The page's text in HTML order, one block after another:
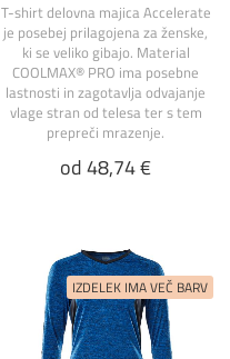
T-shirt delovna majica Accelerate
je posebej prilagojena za ženske,
ki se veliko gibajo. Material
COOLMAX® PRO ima posebne
lastnosti in zagotavlja odvajanje
vlage stran od telesa ter s tem
prepreči mrazenje.
od 48,74 €